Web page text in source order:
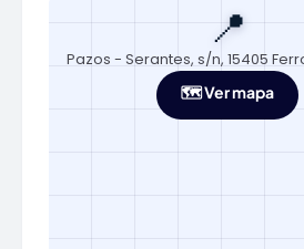
📍
Pazos - Serantes, s/n, 15405
🗺️ Ver mapa